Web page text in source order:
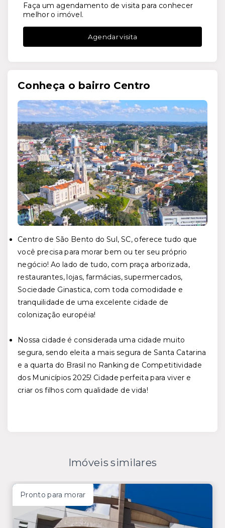
Faça um agendamento de visita para conhecer
melhor o imóvel.
Agendar visita
Conheça o bairro Centro
Centro de São Bento do Sul, SC, oferece tudo que
você precisa para morar bem ou ter seu próprio
negócio! Ao lado de tudo, com praça arborizada,
restaurantes, lojas, farmácias, supermercados,
Sociedade Ginastica, com toda comodidade e
tranquilidade de uma excelente cidade de
colonização européia!
Nossa cidade é considerada uma cidade muito
segura, sendo eleita a mais segura de Santa Catarina
e a quarta do Brasil no Ranking de Competitividade
dos Municípios 2025 ! Cidade perfeita para viver e
criar os filhos com qualidade de vida!
Imóveis similares
Pronto para morar